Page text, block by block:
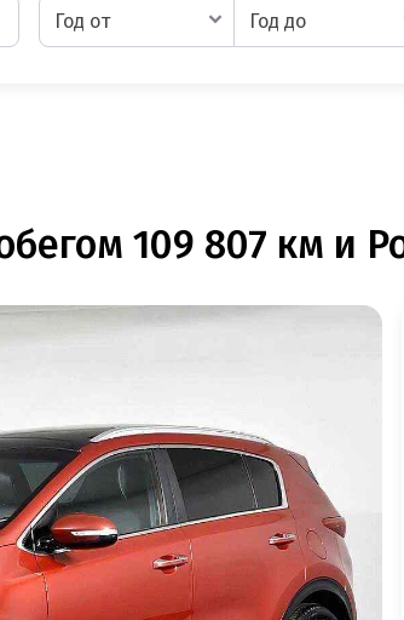
Год от Год до
109 807 км и